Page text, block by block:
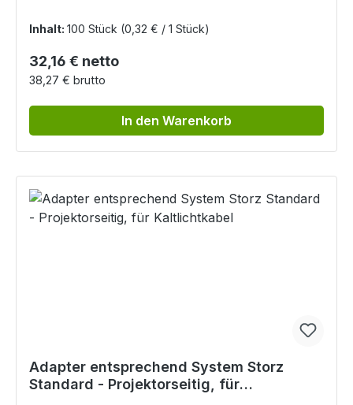
Inhalt: 100 Stück (0,32 € / 1 Stück)
Regulärer Preis:
32,16 € netto
38,27 € brutto
In den Warenkorb
Adapter entsprechend System Storz
Standard - Projektorseitig, für